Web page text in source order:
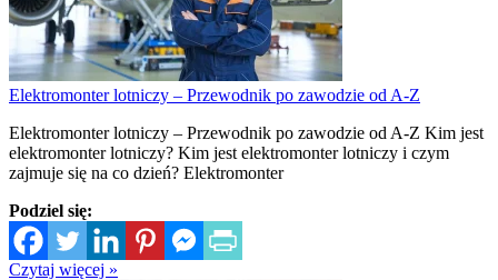
Elektromonter lotniczy – Przewodnik po zawodzie od A-Z
Elektromonter lotniczy – Przewodnik po zawodzie od A-Z Kim jest
elektromonter lotniczy? Kim jest elektromonter lotniczy i czym
zajmuje się na co dzień? Elektromonter
Podziel się:
Czytaj więcej »